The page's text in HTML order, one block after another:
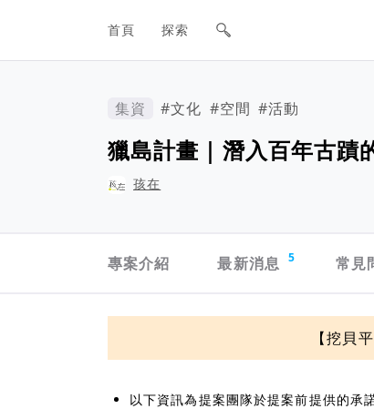
網站主要導航欄
首頁 探索
集資 #文化 #空間 #活動
獵島計畫｜潛入百年古蹟
孩在
專案介紹
最新消息 5 常見
【挖貝
以下資訊為提案團隊於提案前提供的承